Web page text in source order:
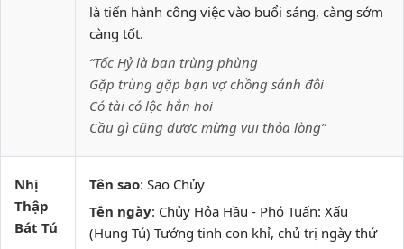
là tiến hành công việc vào buổi sáng, càng sớm
càng tốt.
“Tốc Hỷ là bạn trùng phùng
Gặp trùng gặp bạn vợ chồng sánh đôi
Có tài có lộc hẳn hoi
Cầu gì cũng được mừng vui thỏa lòng”
Nhị
Thập
Bát Tú
Tên sao: Sao Chủy
Tên ngày: Chủy Hỏa Hầu - Phó Tuấn: Xấu
(Hung Tú) Tướng tinh con khỉ, chủ trị ngày thứ